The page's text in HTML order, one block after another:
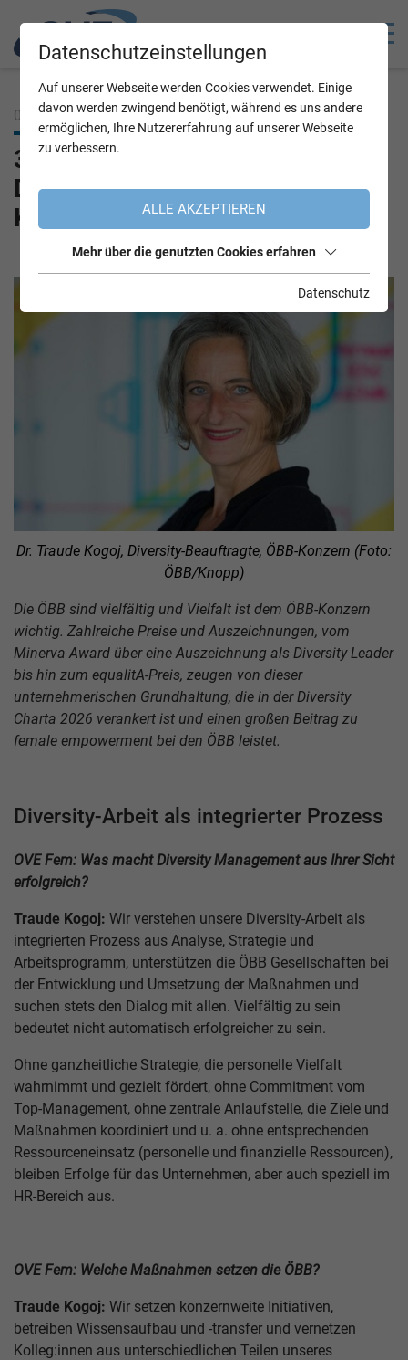
05.12.2022
3 Fragen an: Traude Kogoj,
Diversity-Beauftragte im ÖBB-
Konzern
Dr. Traude Kogoj, Diversity-Beauftragte, ÖBB-Konzern (Foto:
ÖBB/Knopp)
Die ÖBB sind vielfältig und Vielfalt ist dem ÖBB-Konzern
wichtig. Zahlreiche Preise und Auszeichnungen, vom
Minerva Award über eine Auszeichnung als Diversity Leader
bis hin zum equalitA-Preis, zeugen von dieser
unternehmerischen Grundhaltung, die in der Diversity
Charta 2026 verankert ist und einen großen Beitrag zu
female empowerment bei den ÖBB leistet.
Diversity-Arbeit als integrierter Prozess
OVE Fem: Was macht Diversity Management aus Ihrer Sicht
erfolgreich?
Traude Kogoj: Wir verstehen unsere Diversity-Arbeit als
integrierten Prozess aus Analyse, Strategie und
Arbeitsprogramm, unterstützen die ÖBB Gesellschaften bei
der Entwicklung und Umsetzung der Maßnahmen und
suchen stets den Dialog mit allen. Vielfältig zu sein
bedeutet nicht automatisch erfolgreicher zu sein.
Ohne ganzheitliche Strategie, die personelle Vielfalt
wahrnimmt und gezielt fördert, ohne Commitment vom
Top-Management, ohne zentrale Anlaufstelle, die Ziele und
Maßnahmen koordiniert und u. a. ohne entsprechenden
Ressourceneinsatz (personelle und finanzielle Ressourcen),
bleiben Erfolge für das Unternehmen, aber auch speziell im
HR-Bereich aus.
OVE Fem: Welche Maßnahmen setzen die ÖBB?
Traude Kogoj: Wir setzen konzernweite Initiativen,
betreiben Wissensaufbau und -transfer und vernetzen
Kolleg:innen aus unterschiedlichen Teilen unseres
Datenschutzeinstellungen
Auf unserer Webseite werden Cookies verwendet. Einige
davon werden zwingend benötigt, während es uns andere
ermöglichen, Ihre Nutzererfahrung auf unserer Webseite
zu verbessern.
ALLE AKZEPTIEREN
Mehr über die genutzten Cookies erfahren
Datenschutz